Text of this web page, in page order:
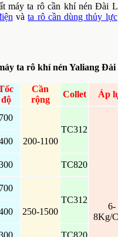
máy ta rô cần khí nén Đài
vàta rô cần dùng thủy lực
ta rô khí nén Yaliang
độ
Cần
rộng
Collet Áp
700
200-1100
TC312
6-
8Kg/
TC820
700
250-1500
TC312
TC820